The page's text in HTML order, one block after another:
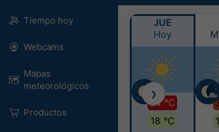
Tiempo hoy
Webcams
Mapas
meteorológicos
Productos
JUE
Hoy
34 °C
18 °C
❯